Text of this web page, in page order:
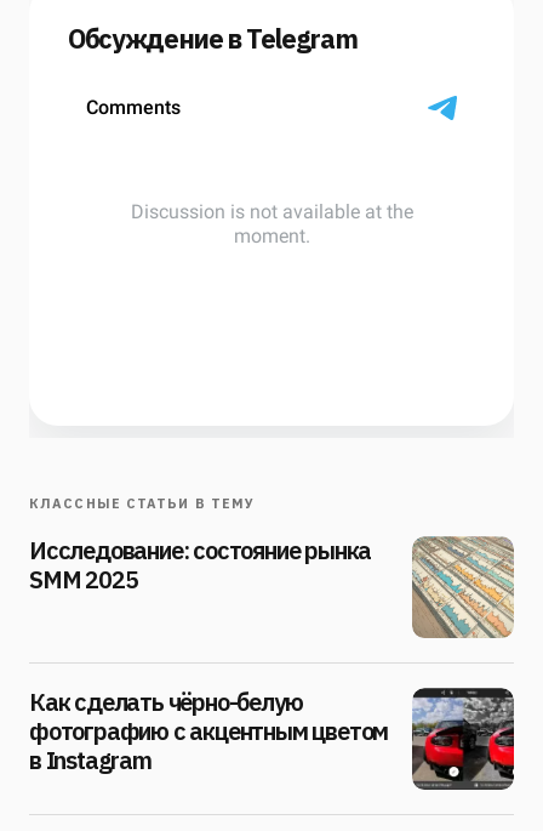
Обсуждение в Telegram
КЛАССНЫЕ СТАТЬИ В ТЕМУ
Исследование: состояние рынка
SMM 2025
Как сделать чёрно-белую
фотографию с акцентным цветом
в Instagram